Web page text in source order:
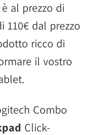
al prezzo di
110€ dal prezzo
ricco di
il vostro
Combo
Click-